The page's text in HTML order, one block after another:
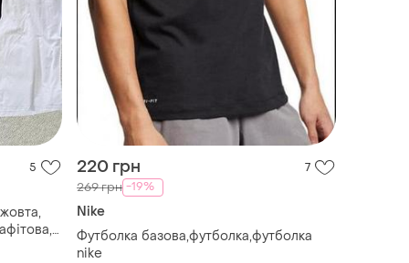
5 220 грн 7
269 грн -19%
Nike
Футболка базова,футболка,футболка
nike